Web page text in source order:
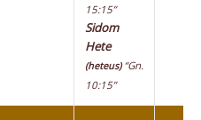
15:15”
Sidom
Hete
(heteus) “Gn.
10:15”